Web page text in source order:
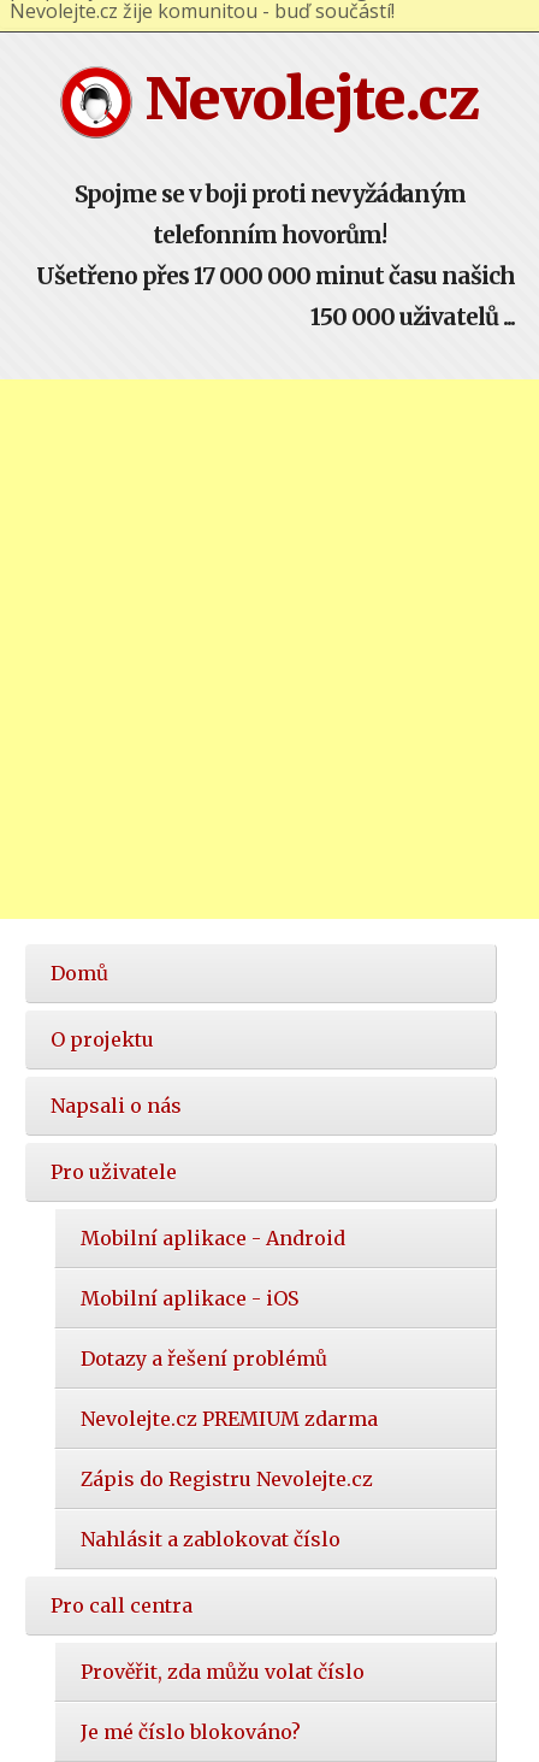
Nevolejte.cz
Spojme se v boji proti nevyžádaným
telefonním hovorům!
Ušetřeno přes 17 000 000 minut času našich
150 000 uživatelů ...
Hlavní
nabídka
Domů
O projektu
Napsali o nás
Pro uživatele
Mobilní aplikace - Android
Mobilní aplikace - iOS
Dotazy a řešení problémů
Nevolejte.cz PREMIUM zdarma
Zápis do Registru Nevolejte.cz
Nahlásit a zablokovat číslo
Pro call centra
Prověřit, zda můžu volat číslo
Je mé číslo blokováno?
Nevolejte.cz žije komunitou - buď součástí!